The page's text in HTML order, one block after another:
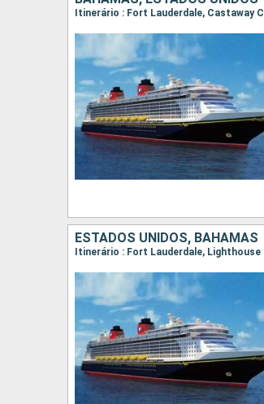
Itinerário : Fort Lauderdale, Castaway
ESTADOS UNIDOS, BAHAMAS
Itinerário : Fort Lauderdale,